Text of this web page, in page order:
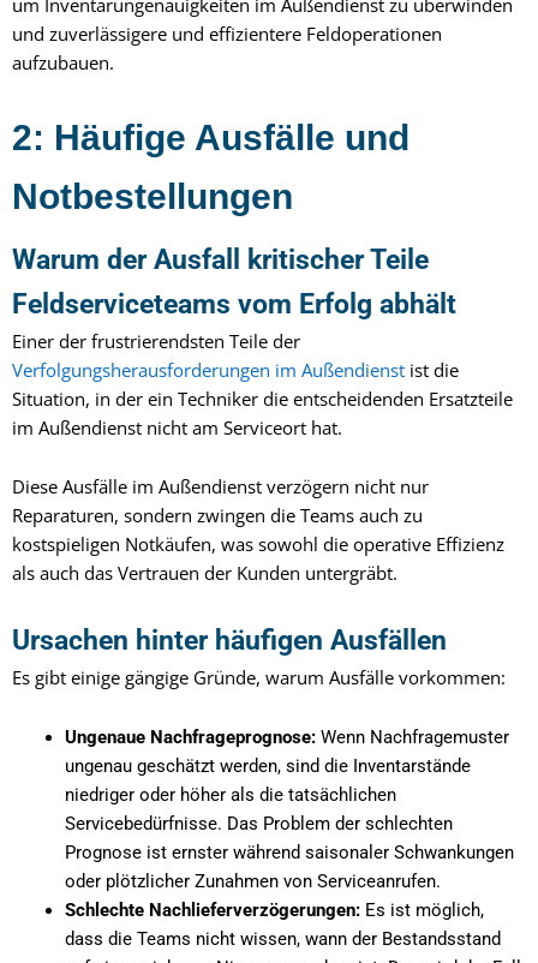
um Inventarungenauigkeiten im Außendienst zu überwinden
und zuverlässigere und effizientere Feldoperationen
aufzubauen.
2: Häufige Ausfälle und
Notbestellungen
Warum der Ausfall kritischer Teile
Feldserviceteams vom Erfolg abhält
Einer der frustrierendsten Teile der
Verfolgungsherausforderungen im Außendienst ist die
Situation, in der ein Techniker die entscheidenden Ersatzteile
im Außendienst nicht am Serviceort hat.
Diese Ausfälle im Außendienst verzögern nicht nur
Reparaturen, sondern zwingen die Teams auch zu
kostspieligen Notkäufen, was sowohl die operative Effizienz
als auch das Vertrauen der Kunden untergräbt.
Ursachen hinter häufigen Ausfällen
Es gibt einige gängige Gründe, warum Ausfälle vorkommen:
Ungenaue Nachfrageprognose:Wenn Nachfragemuster
ungenau geschätzt werden, sind die Inventarstände
niedriger oder höher als die tatsächlichen
Servicebedürfnisse. Das Problem der schlechten
Prognose ist ernster während saisonaler Schwankungen
oder plötzlicher Zunahmen von Serviceanrufen.
Schlechte Nachlieferverzögerungen:Es ist möglich,
dass die Teams nicht wissen, wann der Bestandsstand